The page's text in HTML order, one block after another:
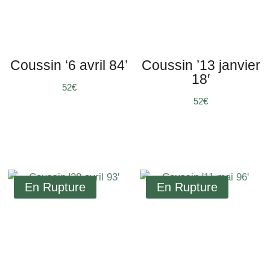
Coussin ‘6 avril 84’
€
Coussin ’13 janvier
18′
€